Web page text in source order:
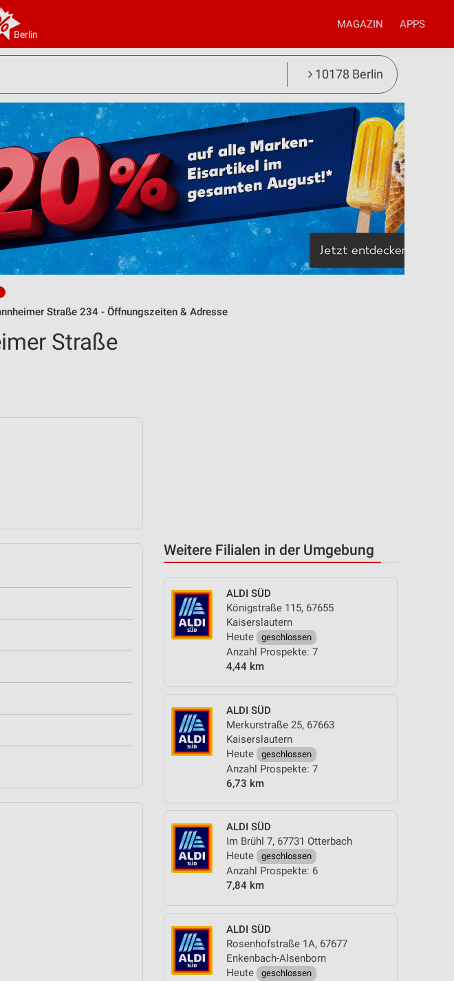
Berlin
MAGAZIN APPS
10178 Berlin
Straße 234 - Öffnungszeiten & Adresse
Weitere Filialen in der Umgebung
ALDI SÜD
Königstraße 115, 67655
Kaiserslautern
Heute
geschlossen
Anzahl Prospekte: 7
4,44 km
ALDI SÜD
Merkurstraße 25, 67663
Kaiserslautern
Heute
geschlossen
Anzahl Prospekte: 7
6,73 km
ALDI SÜD
Im Brühl 7, 67731 Otterbach
Heute
geschlossen
Anzahl Prospekte: 6
7,84 km
ALDI SÜD
Rosenhofstraße 1A, 67677
Enkenbach-Alsenborn
Heute
geschlossen
Straße